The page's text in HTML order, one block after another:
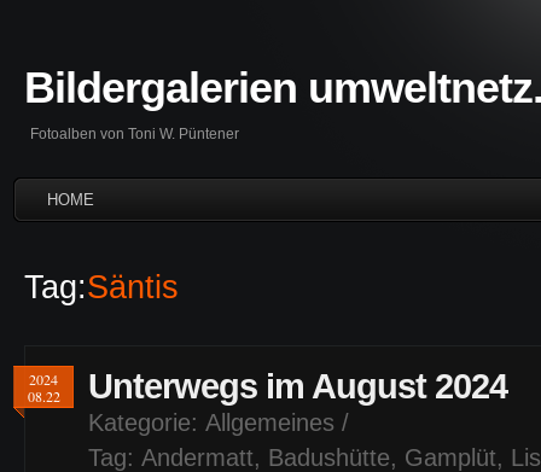
Bildergalerien
Fotoalben von Toni W. Püntener
HOME
Tag:Säntis
2024
08.22
Unterwegs im August 2024
Kategorie: Allgemeines /
Tag: Andermatt, Badushütte, Gamplüt,